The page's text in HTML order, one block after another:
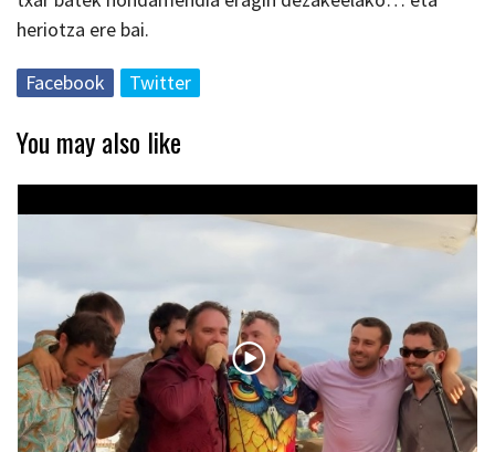
heriotza ere bai.
Facebook Twitter
You may also like